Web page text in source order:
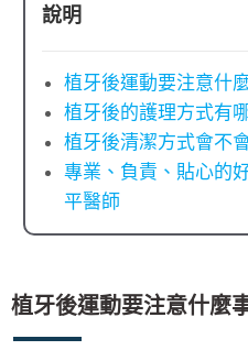
說明
植牙後運動要注意什
植牙後的護理方式有
植牙後清潔方式會不
專業、負責、貼心的
平醫師
植牙後運動要注意什麼